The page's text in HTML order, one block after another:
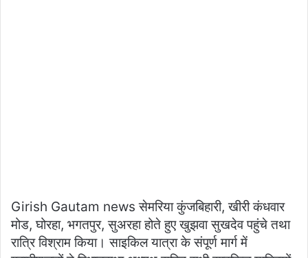
Girish Gautam news सेमरिया कुंजबिहारी, खीरी कंधवार
मोड, घोरहा, भगतपुर, सुअरहा होते हुए खुझवा सुखदेव पहुंचे तथा
रात्रि विश्राम किया। साइकिल यात्रा के संपूर्ण मार्ग में